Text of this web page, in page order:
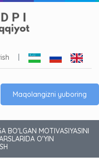
Maqolangizni yuboring
BO'LGAN MOTIVASIYASINI
O'YIN